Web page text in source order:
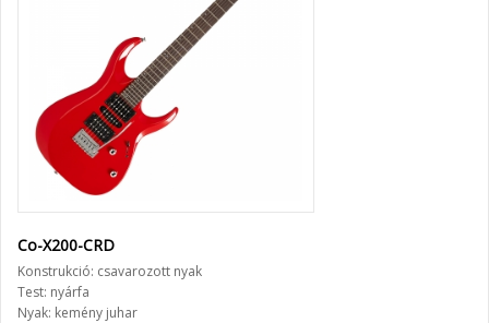
Co-X200-CRD
Konstrukció: csavarozott nyak
Test: nyárfa
Nyak: kemény juhar